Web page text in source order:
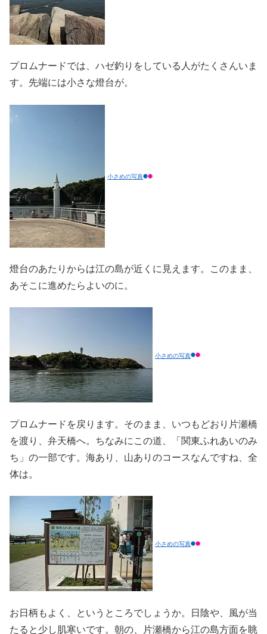
プロムナードでは、ハゼ釣りをしている人がたくさんいま
す。先端には小さな燈台が。
小さめの写真
燈台のあたりからは江の島が近くに見えます。このまま、
あそこに進めたらよいのに。
小さめの写真
プロムナードを戻ります。そのまま、いつもどおり片瀬橋
を渡り、弁天橋へ。ちなみにこの道、「関東ふれあいのみ
ち」の一部です。海あり、山ありのコースなんですね、全
体は。
小さめの写真
お日柄もよく、というところでしょうか。日陰や、風が当
たると少し肌寒いです。朝の、片瀬橋から江の島方面を眺